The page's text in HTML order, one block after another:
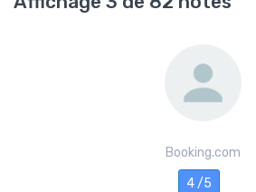
Booking.com
4 /5